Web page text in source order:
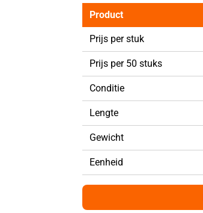
Product
Prijs per stuk
Prijs per 50 stuks
Conditie
Lengte
Gewicht
Eenheid